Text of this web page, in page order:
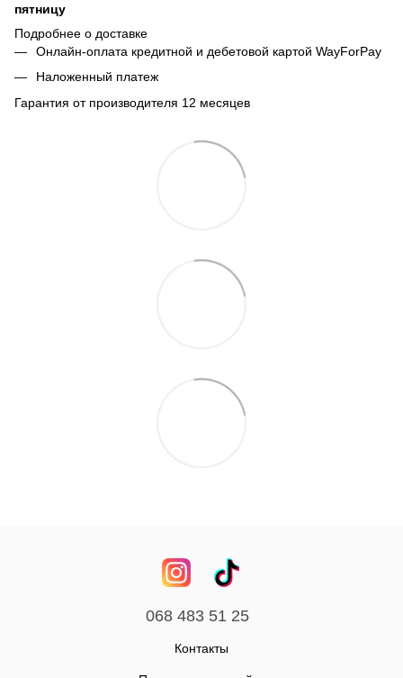
пятницу
Подробнее о доставке
Онлайн-оплата кредитной и дебетовой картой WayForPay
Наложенный платеж
Гарантия от производителя 12 месяцев
068 483 51 25
Контакты